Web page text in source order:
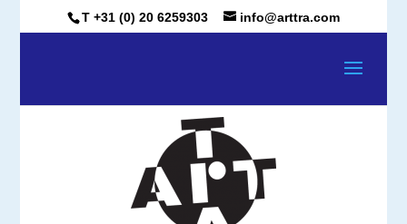
T +31 (0) 20 6259303 info@arttra.com